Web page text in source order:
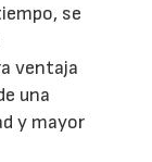
se
ventaja
una
y mayor